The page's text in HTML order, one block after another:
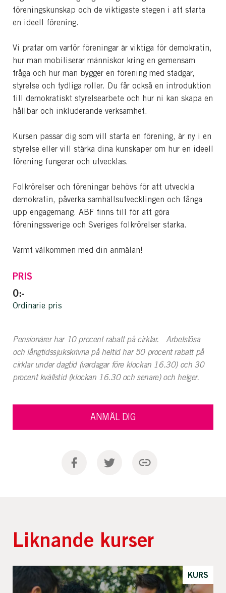
föreningskunskap och de viktigaste stegen i att starta
en ideell förening.
Vi pratar om varför föreningar är viktiga för demokratin,
hur man mobiliserar människor kring en gemensam
fråga och hur man bygger en förening med stadgar,
styrelse och tydliga roller. Du får också en introduktion
till demokratiskt styrelsearbete och hur ni kan skapa en
hållbar och inkluderande verksamhet.
Kursen passar dig som vill starta en förening, är ny i en
styrelse eller vill stärka dina kunskaper om hur en ideell
förening fungerar och utvecklas.
Folkrörelser och föreningar behövs för att utveckla
demokratin, påverka samhällsutvecklingen och fånga
upp engagemang. ABF finns till för att göra
föreningssverige och Sveriges folkrörelser starka.
Varmt välkommen med din anmälan!
PRIS
0:-
Ordinarie pris
Pensionärer har 10 procent rabatt på cirklar. Arbetslösa
och långtidssjukskrivna på heltid har 50 procent rabatt på
cirklar under dagtid (vardagar före klockan 16.30) och 30
procent kvällstid (klockan 16.30 och senare) och helger.
ANMÄL DIG
Liknande kurser
KURS